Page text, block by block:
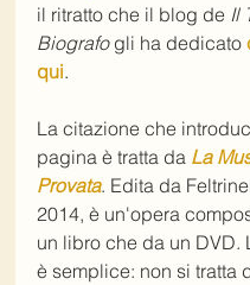
il ritratto che il blog de Il
Biografo gli ha dedicato
qui.
La citazione che
pagina è tratta da La
Provata. Edita da
2014, è un'opera
un libro che da un DVD.
è semplice: non si tratta